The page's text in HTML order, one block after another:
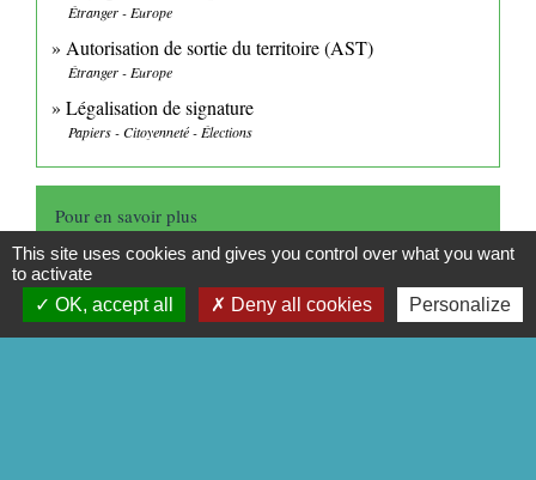
Étranger - Europe
Autorisation de sortie du territoire (AST)
Étranger - Europe
Légalisation de signature
Papiers - Citoyenneté - Élections
Pour en savoir plus
Conditions d'entrée et de séjour au Maroc
Ministère chargé de l'Europe et des affaires étrangères
This site uses cookies and gives you control over what you want
to activate
OK, accept all
Deny all cookies Personalize